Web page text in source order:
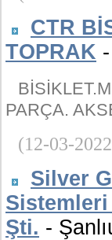
CTR
TOPRAK
PARÇA.
(12-03-
Silver
Şti. -